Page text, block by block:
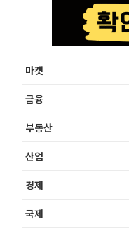
마켓
금융
부동산
산업
경제
국제